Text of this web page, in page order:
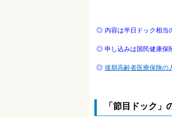
◎ 内容は半日ドック相当
◎ 申し込みは国民健康保
◎ 後期高齢者医療保険の
「節目ドック」